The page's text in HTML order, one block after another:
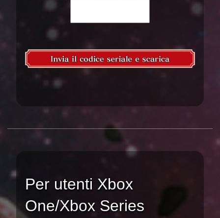
Per utenti Xbox
One/Xbox Series